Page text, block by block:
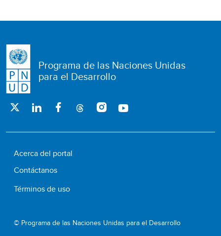
Programa de las Naciones Unidas
para el Desarrollo
© Programa de las Naciones Unidas para el Desarrollo
Acerca del portal
Contáctanos
Términos de uso